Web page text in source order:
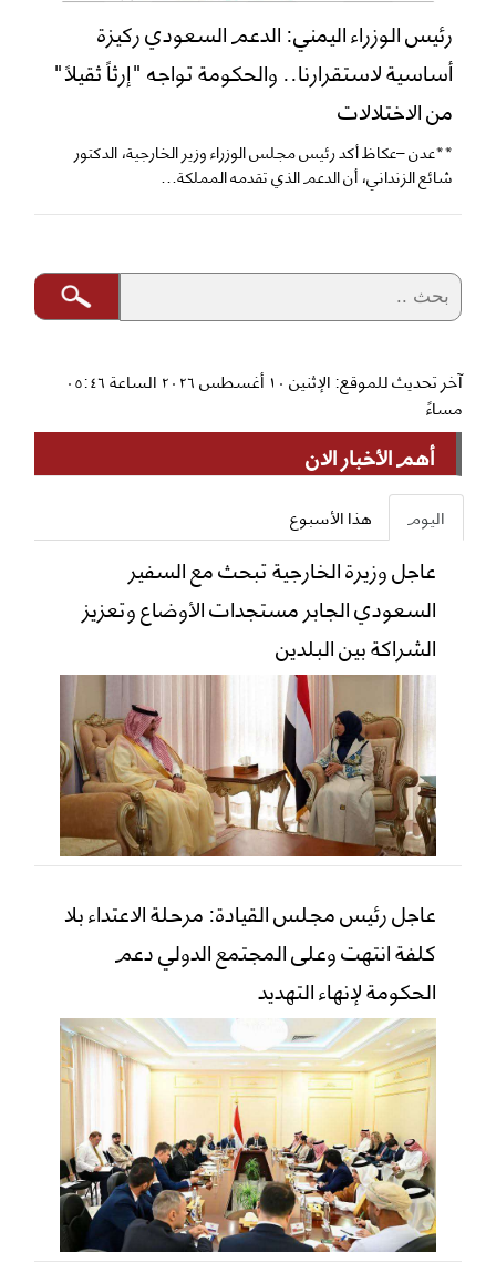
رئيس الوزراء اليمني: الدعم السعودي ركيزة
أساسية لاستقرارنا.. والحكومة تواجه "إرثاً ثقيلاً"
من الاختلالات
**عدن –عكاظ أكد رئيس مجلس الوزراء وزير الخارجية، الدكتور
شائع الزنداني، أن الدعم الذي تقدمه المملكة...
آخر تحديث للموقع: الإثنين ١٠ أغسطس ٢٠٢٦ الساعة ٠٥:٤٦
مساءً
أهم الأخبار الان
اليوم هذا الأسبوع
عاجل وزيرة الخارجية تبحث مع السفير
السعودي الجابر مستجدات الأوضاع وتعزيز
الشراكة بين البلدين
عاجل رئيس مجلس القيادة: مرحلة الاعتداء بلا
كلفة انتهت وعلى المجتمع الدولي دعم
الحكومة لإنهاء التهديد